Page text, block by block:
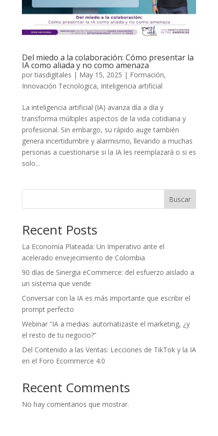
Del miedo a la colaboración: Cómo presentar la
IA como aliada y no como amenaza
portiasdigitales | May 15, 2025 | Formación,
Innovación Tecnologica, Inteligencia artificial
La inteligencia artificial (IA) avanza día a día y
transforma múltiples aspectos de la vida cotidiana y
profesional. Sin embargo, su rápido auge también
genera incertidumbre y alarmismo, llevando a muchas
personas a cuestionarse si la IA les reemplazará o si es
solo...
Buscar
Recent Posts
La Economía Plateada: Un Imperativo ante el
acelerado envejecimiento de Colombia
90 días de Sinergia eCommerce: del esfuerzo aislado a
un sistema que vende
Conversar con la IA es más importante que escribir el
prompt perfecto
Webinar “IA a medias: automatizaste el marketing, ¿y
el resto de tu negocio?”
Del Contenido a las Ventas: Lecciones de TikTok y la IA
en el Foro Ecommerce 4.0
Recent Comments
No hay comentarios que mostrar.